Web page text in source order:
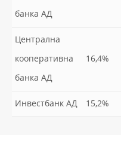
банка АД
Централна
кооперативна
банка АД
16,4%
Инвестбанк АД 15,2%